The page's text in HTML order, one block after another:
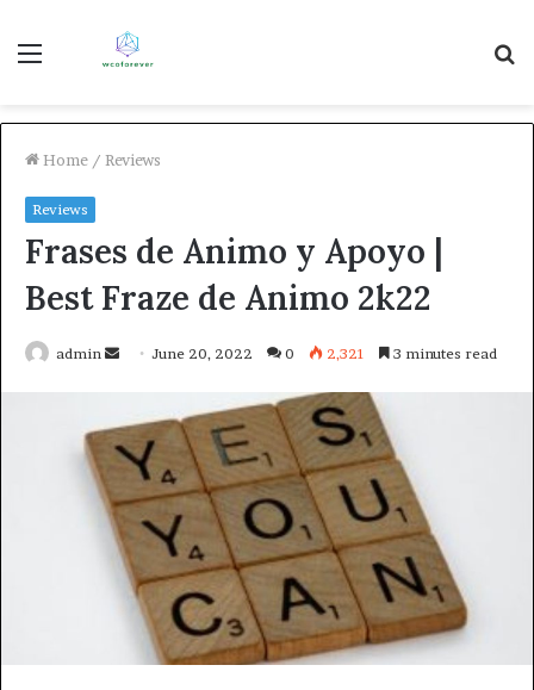
Menu
Home / Reviews
Reviews
Frases de Animo y Apoyo |
Best Fraze de Animo 2k22
admin
SendJune 20, 2022 0 2,321 3 minutes read